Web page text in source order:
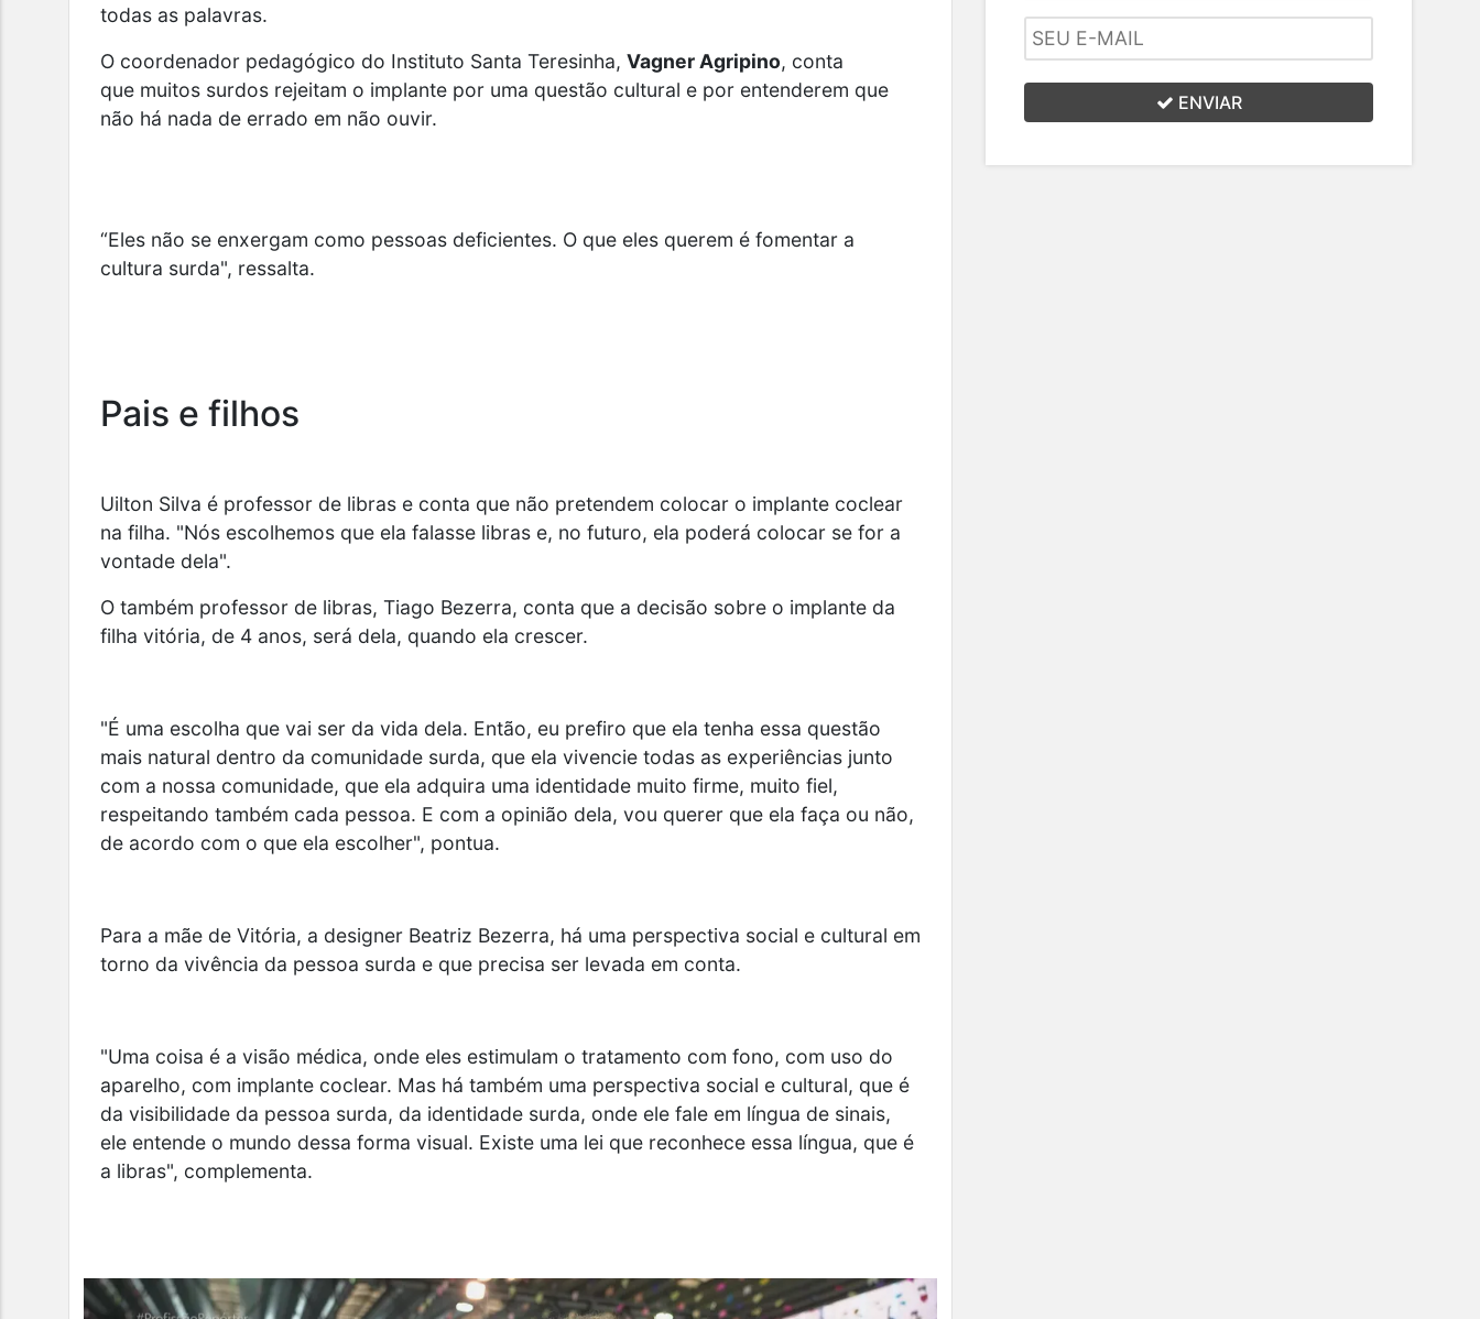
todas as palavras.
O coordenador pedagógico do Instituto Santa Teresinha,Vagner Agripino, conta
que muitos surdos rejeitam o implante por uma questão cultural e por entenderem que
não há nada de errado em não ouvir.
“Eles não se enxergam como pessoas deficientes. O que eles querem é fomentar a
cultura surda", ressalta.
Pais e filhos
Uilton Silva é professor de libras e conta que não pretendem colocar o implante coclear
na filha. "Nós escolhemos que ela falasse libras e, no futuro, ela poderá colocar se for a
vontade dela".
O também professor de libras, Tiago Bezerra, conta que a decisão sobre o implante da
filha vitória, de 4 anos, será dela, quando ela crescer.
"É uma escolha que vai ser da vida dela. Então, eu prefiro que ela tenha essa questão
mais natural dentro da comunidade surda, que ela vivencie todas as experiências junto
com a nossa comunidade, que ela adquira uma identidade muito firme, muito fiel,
respeitando também cada pessoa. E com a opinião dela, vou querer que ela faça ou não,
de acordo com o que ela escolher", pontua.
Para a mãe de Vitória, a designer Beatriz Bezerra, há uma perspectiva social e cultural em
torno da vivência da pessoa surda e que precisa ser levada em conta.
"Uma coisa é a visão médica, onde eles estimulam o tratamento com fono, com uso do
aparelho, com implante coclear. Mas há também uma perspectiva social e cultural, que é
da visibilidade da pessoa surda, da identidade surda, onde ele fale em língua de sinais,
ele entende o mundo dessa forma visual. Existe uma lei que reconhece essa língua, que é
a libras", complementa.
ENVIAR